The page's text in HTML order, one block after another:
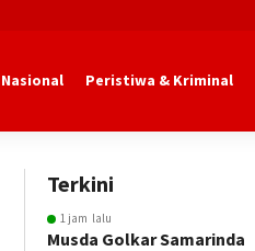
Nasional Peristiwa & Kriminal
Terkini
1 jam lalu
Musda Golkar Samarinda